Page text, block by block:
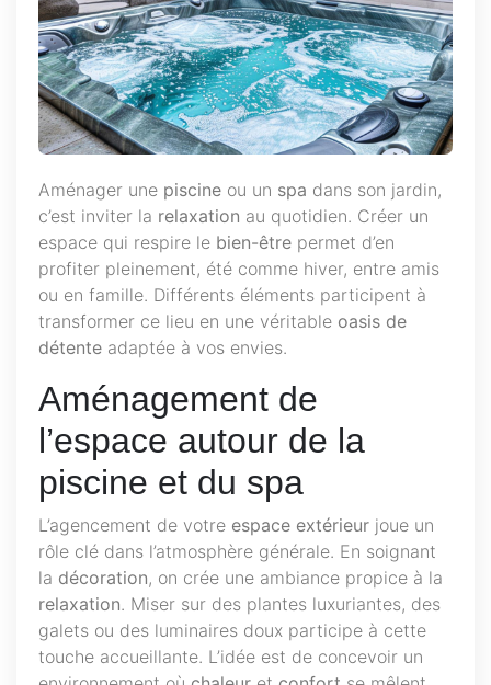
Aménager une piscine ou un spa dans son jardin,
c’est inviter la relaxation au quotidien. Créer un
espace qui respire le bien-être permet d’en
profiter pleinement, été comme hiver, entre amis
ou en famille. Différents éléments participent à
transformer ce lieu en une véritable oasis de
détente adaptée à vos envies.
Aménagement de
l’espace autour de la
piscine et du spa
L’agencement de votre espace extérieur joue un
rôle clé dans l’atmosphère générale. En soignant
la décoration, on crée une ambiance propice à la
relaxation. Miser sur des plantes luxuriantes, des
galets ou des luminaires doux participe à cette
touche accueillante. L’idée est de concevoir un